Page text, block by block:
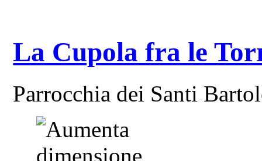
La Cupola fra le
Parrocchia dei Santi